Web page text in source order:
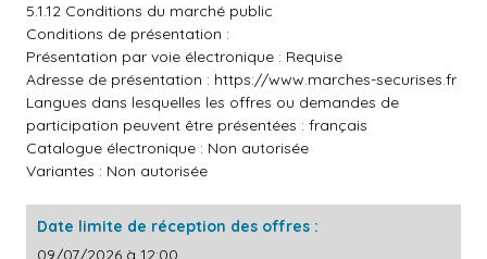
5.1.12 Conditions du marché public
Conditions de présentation :
Présentation par voie électronique : Requise
Adresse de présentation : https://www.marches-securises.fr
Langues dans lesquelles les offres ou demandes de
participation peuvent être présentées : français
Catalogue électronique : Non autorisée
Variantes : Non autorisée
Date limite de réception des offres :
09/07/2026 à 12:00